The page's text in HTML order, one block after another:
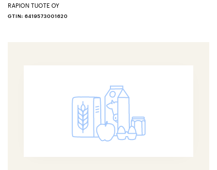
RAPION TUOTE OY
GTIN: 6419573001620